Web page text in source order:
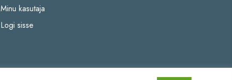
Minu kasutaja
Logi sisse